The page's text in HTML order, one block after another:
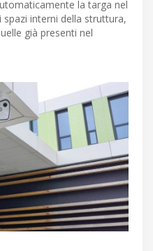
la targa nel
interni della struttura,
già presenti nel